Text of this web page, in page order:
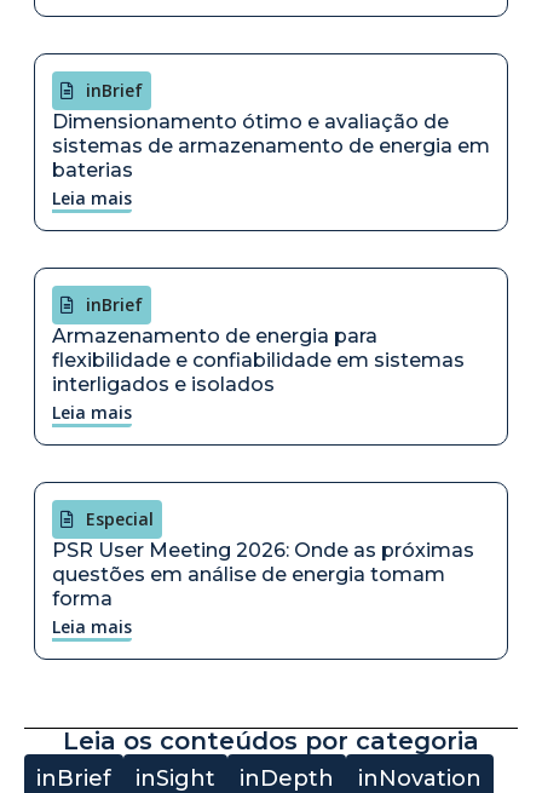
inBrief
Dimensionamento ótimo e avaliação de
sistemas de armazenamento de energia em
baterias
Leia mais
inBrief
Armazenamento de energia para
flexibilidade e confiabilidade em sistemas
interligados e isolados
Leia mais
Especial
PSR User Meeting 2026: Onde as próximas
questões em análise de energia tomam
forma
Leia mais
Leia os conteúdos por categoria
inBrief inSight inDepth inNovation